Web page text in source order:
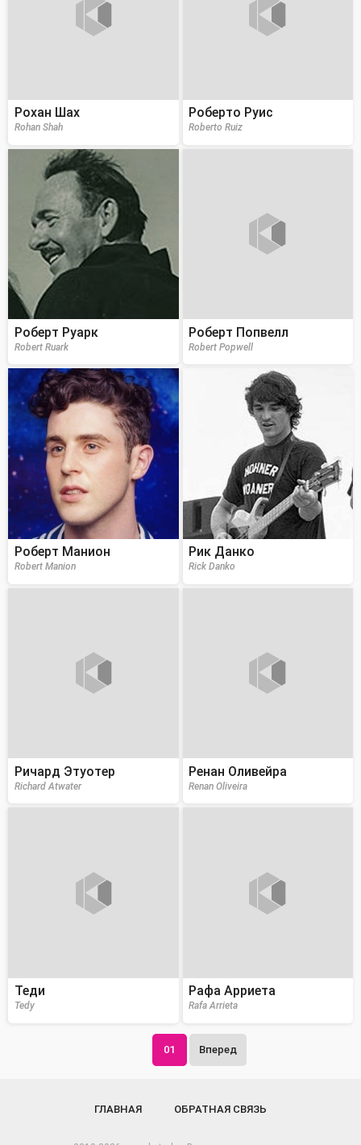
Рохан Шах
Rohan Shah
Роберто Руис
Roberto Ruiz
Роберт Руарк
Robert Ruark
Роберт Попвелл
Robert Popwell
Роберт Манион
Robert Manion
Рик Данко
Rick Danko
Ричард Этуотер
Richard Atwater
Ренан Оливейра
Renan Oliveira
Теди
Tedy
Рафа Арриета
Rafa Arrieta
01 Вперед
ГЛАВНАЯ ОБРАТНАЯ СВЯЗЬ